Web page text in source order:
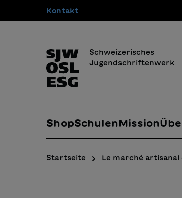
Zur Hauptnavigation springen
Kontakt
Schweizerisches
Jugendschriftenwerk
ShopSchulen Mission
Startseite Le marché artisanal